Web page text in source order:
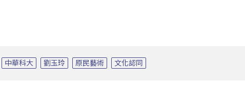
中華科大 劉玉玲 原民藝術 文化認同